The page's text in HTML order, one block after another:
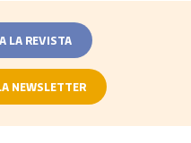
LA REVISTA
NEWSLETTER